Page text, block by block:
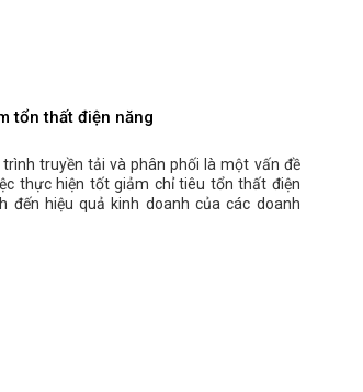
tổn thất điện năng
truyền tải và phân phối là một vấn đề
thực hiện tốt giảm chỉ tiêu tổn thất điện
đến hiệu quả kinh doanh của các doanh